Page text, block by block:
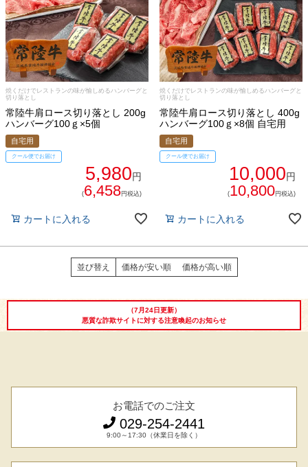
お中元ギフト
お中元ハムギフ
ト
誕生日ギフト
長寿祝い 高級肉ギフト 法人ギフト
ふるさと納税
焼くだけでレストランの味が愉しめるハンバーグと
切り落とし
常陸牛肩ロース切り落とし 200g
ハンバーグ100ｇ×5個
自宅用
クール便でお届け
5,980円
(6,458円税込)
カートに入れる
焼くだけでレストランの味が愉しめるハンバーグと
切り落とし
常陸牛肩ロース切り落とし 400g
ハンバーグ100ｇ×8個 自宅用
自宅用
クール便でお届け
10,000円
(10,800円税込)
カートに入れる
並び替え 価格が安い順 価格が高い順
（7月24日更新）
悪質な詐欺サイトに対する注意喚起のお知らせ
お電話でのご注文
029-254-2441
9:00～17:30（休業日を除く）